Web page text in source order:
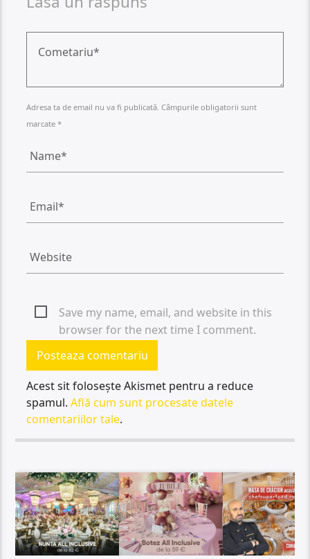
Adresa ta de email nu va fi publicată. Câmpurile obligatorii sunt
marcate *
Save my name, email, and website in this
browser for the next time I comment.
Acest sit folosește Akismet pentru a reduce
spamul.Află cum sunt procesate datele
comentariilor tale.